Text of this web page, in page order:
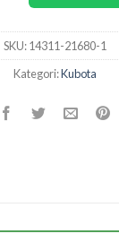
SKU:14311-21680-1
Kategori:Kubota